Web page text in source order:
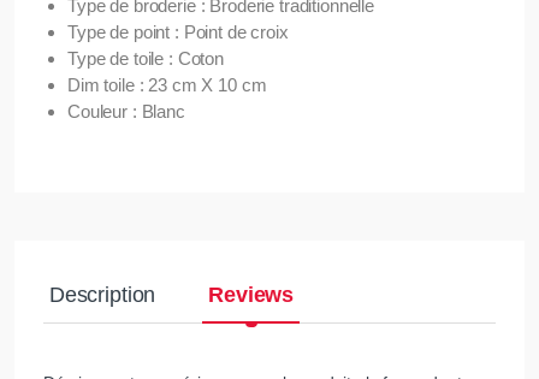
Type de broderie : Broderie traditionnelle
Type de point : Point de croix
Type de toile : Coton
Dim toile : 23 cm X 10 cm
Couleur : Blanc
Description Reviews